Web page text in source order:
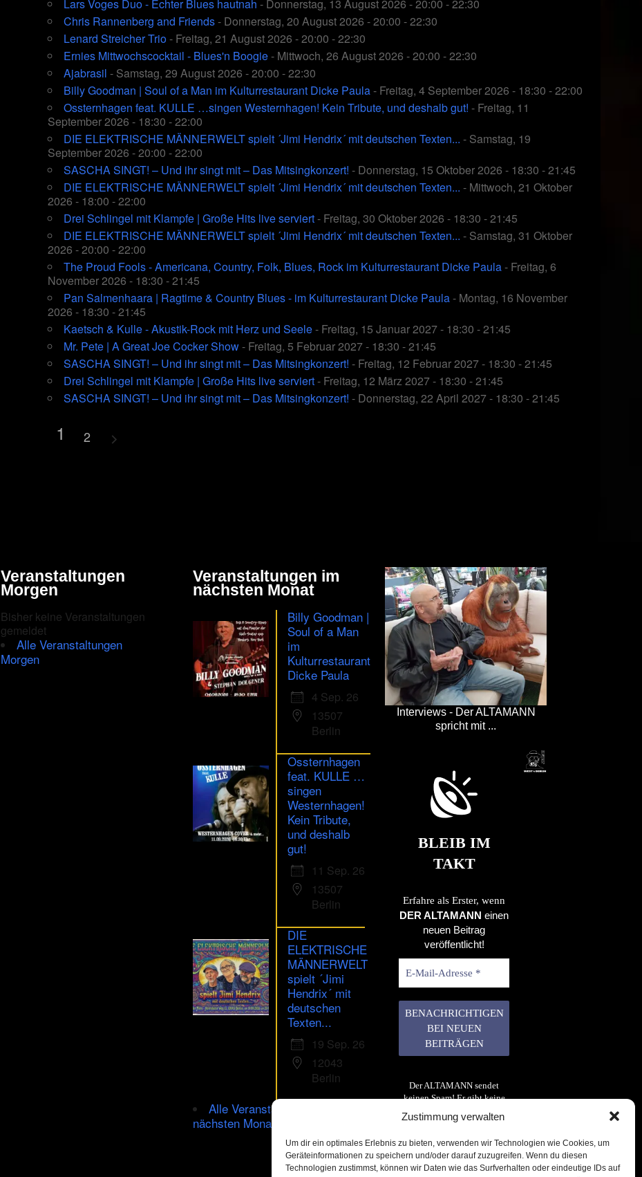
Zustimmung verwalten
Um dir ein optimales Erlebnis zu bieten, verwenden wir Technologien wie Cookies, um
Geräteinformationen zu speichern und/oder darauf zuzugreifen. Wenn du diesen
Technologien zustimmst, können wir Daten wie das Surfverhalten oder eindeutige IDs auf
Lars Voges Duo - Echter Blues hautnah - Donnerstag, 13 August 2026 - 20:00 - 22:30
Chris Rannenberg and Friends- Donnerstag, 20 August 2026 - 20:00 - 22:30
Lenard Streicher Trio- Freitag, 21 August 2026 - 20:00 - 22:30
Ernies Mittwochscocktail - Blues'n Boogie- Mittwoch, 26 August 2026 - 20:00 - 22:30
Ajabrasil - Samstag, 29 August 2026 - 20:00 - 22:30
Billy Goodman | Soul of a Man im Kulturrestaurant Dicke Paula- Freitag, 4 September 2026 - 18:30 - 22:00
Ossternhagen feat. KULLE …singen Westernhagen! Kein Tribute, und deshalb gut! - Freitag, 11
September 2026 - 18:30 - 22:00
DIE ELEKTRISCHE MÄNNERWELT spielt ´Jimi Hendrix´ mit deutschen Texten... - Samstag, 19
September 2026 - 20:00 - 22:00
SASCHA SINGT! – Und ihr singt mit – Das Mitsingkonzert! - Donnerstag, 15 Oktober 2026 - 18:30 - 21:45
DIE ELEKTRISCHE MÄNNERWELT spielt ´Jimi Hendrix´ mit deutschen Texten... - Mittwoch, 21 Oktober
2026 - 18:00 - 22:00
Drei Schlingel mit Klampfe | Große Hits live serviert- Freitag, 30 Oktober 2026 - 18:30 - 21:45
DIE ELEKTRISCHE MÄNNERWELT spielt ´Jimi Hendrix´ mit deutschen Texten... - Samstag, 31 Oktober
2026 - 20:00 - 22:00
The Proud Fools - Americana, Country, Folk, Blues, Rock im Kulturrestaurant Dicke Paula- Freitag, 6
November 2026 - 18:30 - 21:45
Pan Salmenhaara | Ragtime & Country Blues - im Kulturrestaurant Dicke Paula- Montag, 16 November
2026 - 18:30 - 21:45
Kaetsch & Kulle - Akustik-Rock mit Herz und Seele- Freitag, 15 Januar 2027 - 18:30 - 21:45
Mr. Pete | A Great Joe Cocker Show- Freitag, 5 Februar 2027 - 18:30 - 21:45
SASCHA SINGT! – Und ihr singt mit – Das Mitsingkonzert! - Freitag, 12 Februar 2027 - 18:30 - 21:45
Drei Schlingel mit Klampfe | Große Hits live serviert- Freitag, 12 März 2027 - 18:30 - 21:45
SASCHA SINGT! – Und ihr singt mit – Das Mitsingkonzert! - Donnerstag, 22 April 2027 - 18:30 - 21:45
1 2
Veranstaltungen
Morgen
Bisher keine Veranstaltungen
gemeldet
Alle Veranstaltungen
Morgen
Veranstaltungen im
nächsten Monat
Billy Goodman |
Soul of a Man
im
Kulturrestaurant
Dicke Paula
4 Sep. 26
13507
Berlin
Ossternhagen
feat. KULLE …
singen
Westernhagen!
Kein Tribute,
und deshalb
gut!
11 Sep. 26
13507
Berlin
DIE
ELEKTRISCHE
MÄNNERWELT
spielt ´Jimi
Hendrix´ mit
deutschen
Texten...
19 Sep. 26
12043
Berlin
Alle Veranstaltungen im
nächsten Monat
Interviews - Der ALTAMANN
spricht mit ...
BLEIB IM
TAKT
Erfahre als Erster, wenn
DER ALTAMANN einen
neuen Beitrag
veröffentlicht!
Der ALTAMANN sendet
keinen Spam! Er gibt keine
Daten an dritte weiter. Erfahre
mehr in unserer
Datenschutzerklärung.